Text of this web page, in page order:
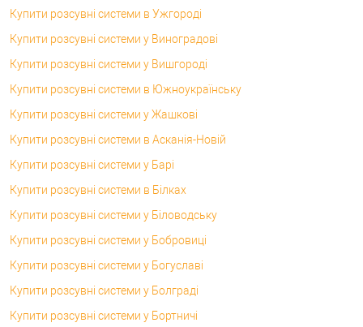
Купити розсувні системи в Ужгороді
Купити розсувні системи у Виноградові
Купити розсувні системи у Вишгороді
Купити розсувні системи в Южноукраїнську
Купити розсувні системи у Жашкові
Купити розсувні системи в Асканія-Новій
Купити розсувні системи у Барі
Купити розсувні системи в Білках
Купити розсувні системи у Біловодську
Купити розсувні системи у Бобровиці
Купити розсувні системи у Богуславі
Купити розсувні системи у Болграді
Купити розсувні системи у Бортничі